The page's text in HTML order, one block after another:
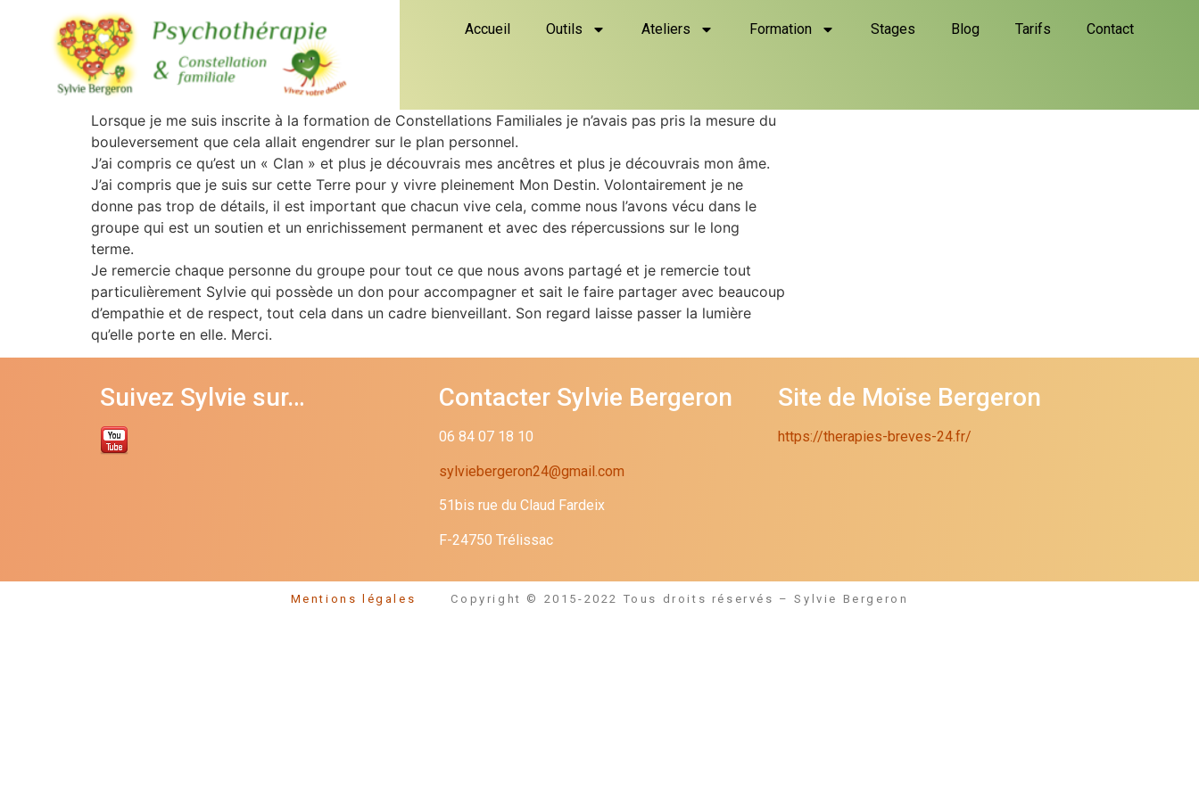
Accueil Outils Ateliers Formation Stages Blog Tarifs Contact
Lorsque je me suis inscrite à la formation de Constellations Familiales je n’avais pas pris la mesure du
bouleversement que cela allait engendrer sur le plan personnel.
J’ai compris ce qu’est un « Clan » et plus je découvrais mes ancêtres et plus je découvrais mon âme.
J’ai compris que je suis sur cette Terre pour y vivre pleinement Mon Destin. Volontairement je ne
donne pas trop de détails, il est important que chacun vive cela, comme nous l’avons vécu dans le
groupe qui est un soutien et un enrichissement permanent et avec des répercussions sur le long
terme.
Je remercie chaque personne du groupe pour tout ce que nous avons partagé et je remercie tout
particulièrement Sylvie qui possède un don pour accompagner et sait le faire partager avec beaucoup
d’empathie et de respect, tout cela dans un cadre bienveillant. Son regard laisse passer la lumière
qu’elle porte en elle. Merci.
Suivez Sylvie sur… Contacter Sylvie Bergeron
06 84 07 18 10
sylviebergeron24@gmail.com
51bis rue du Claud Fardeix
F-24750 Trélissac
Site de Moïse Bergeron
https://therapies-breves-24.fr/
Mentions légales Copyright © 2015-2022 Tous droits réservés – Sylvie Bergeron